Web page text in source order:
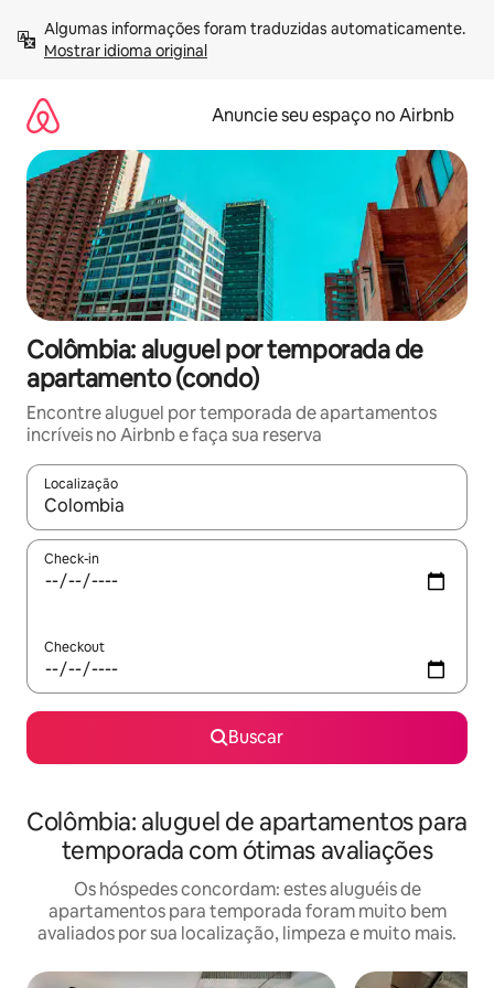
para
Mostrar idioma original
Anuncie seu espaço no Airbnb
Colômbia: aluguel por temporada de
apartamento (condo)
Encontre aluguel por temporada de apartamentos
incríveis no Airbnb e faça sua reserva
Localização
Quando os resultados estiverem disponíveis, explore-os
Check-in
Checkout
Buscar
Colômbia: aluguel de apartamentos para
temporada com ótimas avaliações
Os hóspedes concordam: estes aluguéis de
apartamentos para temporada foram muito bem
avaliados por sua localização, limpeza e muito mais.